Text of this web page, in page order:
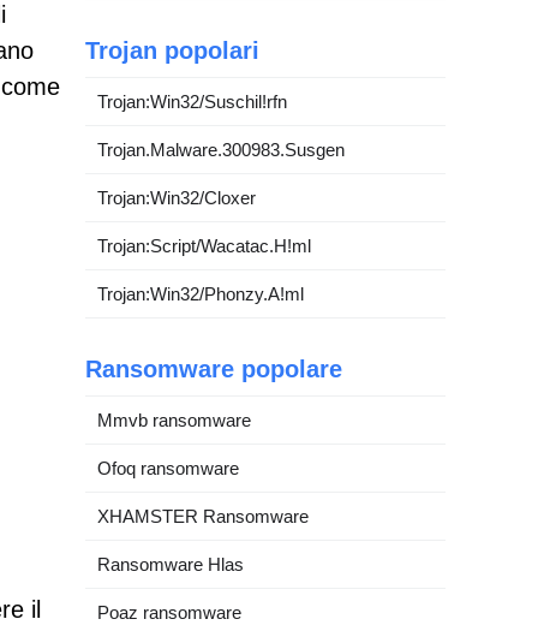
il
Trojan popolari
Trojan:Win32/Suschil!rfn
Trojan.Malware.300983.Susgen
Trojan:Win32/Cloxer
Trojan:Script/Wacatac.H!ml
Trojan:Win32/Phonzy.A!ml
Ransomware popolare
Mmvb ransomware
Ofoq ransomware
XHAMSTER Ransomware
Ransomware Hlas
Poaz ransomware